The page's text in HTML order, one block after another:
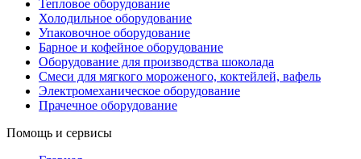
Тепловое оборудование
Холодильное оборудование
Упаковочное оборудование
Барное и кофейное оборудование
Оборудование для производства шоколада
Смеси для мягкого мороженого, коктейлей, вафель
Электромеханическое оборудование
Прачечное оборудование
Помощь и сервисы